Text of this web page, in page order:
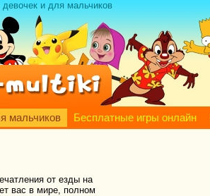
и для мальчиков
мальчиков Бесплатные игры онлайн
от езды на
вас в мире, полном